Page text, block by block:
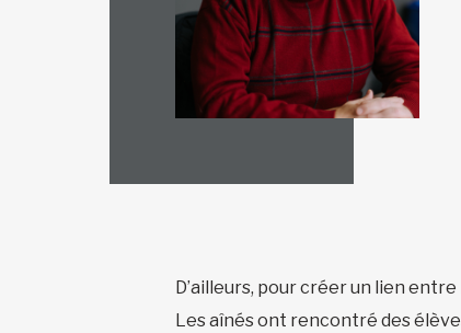
D’ailleurs, pour créer un lien
Les aînés ont rencontré des